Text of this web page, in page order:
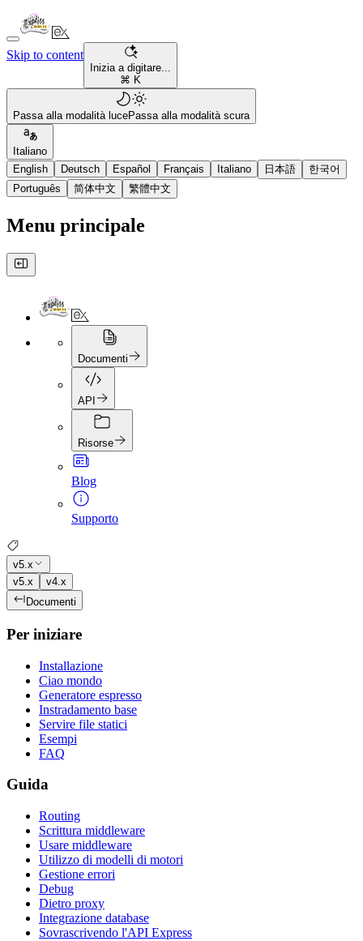
Skip to content
Inizia a digitare...
⌘ K
Passa alla modalità lucePassa alla modalità scura
Italiano
English
Deutsch Español Français Italiano 日本語
한국어
Português
简体中文 繁體中文
Menu principale
Documenti
API
Risorse
Blog
Supporto
v5.x
v5.x
v4.x
Documenti
Per iniziare
Installazione
Ciao mondo
Generatore espresso
Instradamento base
Servire file statici
Esempi
FAQ
Guida
Routing
Scrittura middleware
Usare middleware
Utilizzo di modelli di motori
Gestione errori
Debug
Dietro proxy
Integrazione database
Sovrascrivendo l'API Express